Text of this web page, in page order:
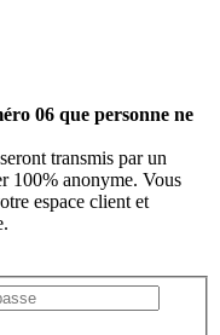
06 que personne ne
transmis par un
100% anonyme. Vous
espace client et